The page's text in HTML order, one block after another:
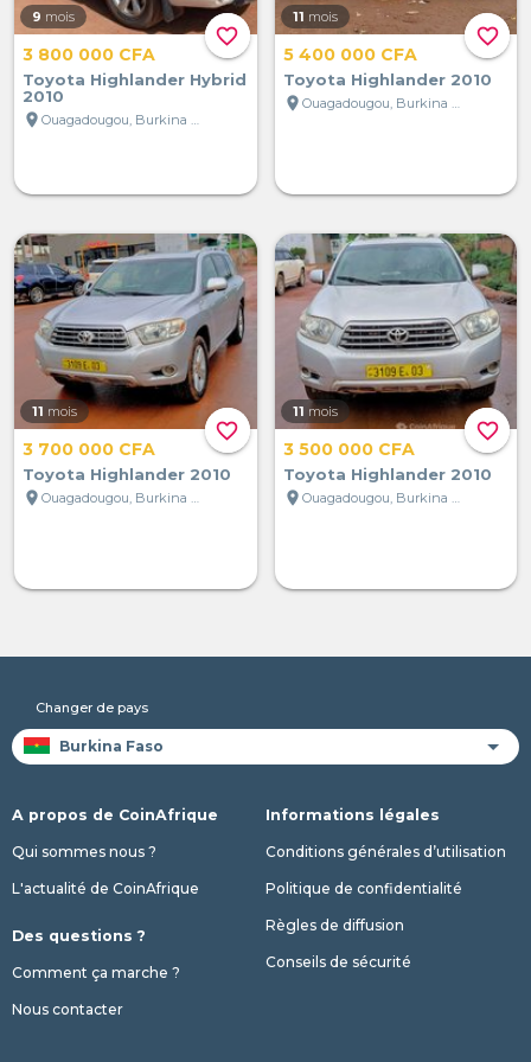
favorite_border
9 mois
3 800 000 CFA
Toyota Highlander Hybrid
2010
location_on
Ouagadougou, Burkina Faso
favorite_border
11 mois
5 400 000 CFA
Toyota Highlander 2010
location_on
Ouagadougou, Burkina Faso
favorite_border
11 mois
3 700 000 CFA
Toyota Highlander 2010
location_on
Ouagadougou, Burkina Faso
favorite_border
11 mois
3 500 000 CFA
Toyota Highlander 2010
location_on
Ouagadougou, Burkina Faso
Changer de pays
A propos de CoinAfrique
Qui sommes nous ?
L'actualité de CoinAfrique
Des questions ?
Comment ça marche ?
Nous contacter
Informations légales
Conditions générales d’utilisation
Politique de confidentialité
Règles de diffusion
Conseils de sécurité